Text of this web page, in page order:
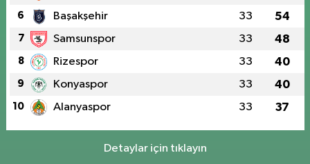
6 Başakşehir 33 54
7 Samsunspor 33 48
8 Rizespor 33 40
9 Konyaspor 33 40
10 Alanyaspor 33 37
Detaylar için tıklayın